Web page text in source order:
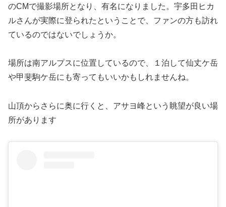
のCMで撮影場所となり、有名になりました。宇多田ヒカ
ルさんが実際に登られたということで、ファンの方も訪れ
ているのではないでしょうか。
場所は南アルプスに位置しているので、１泊して仙丈ケ岳
や甲斐駒ケ岳にも寄ってもいいかもしれませんね。
山頂からさらに奥に行くと、アサヨ峰という眺望が良い場
所があります